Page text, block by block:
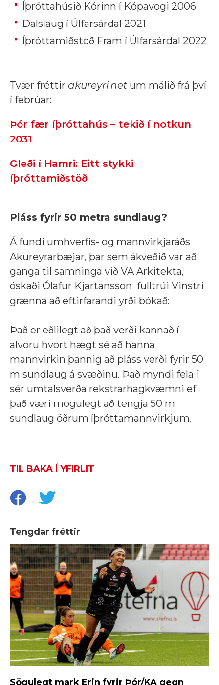
Íþróttahúsið Kórinn í Kópavogi 2006
Dalslaug í Úlfarsárdal 2021
Íþróttamiðstöð Fram í Úlfarsárdal 2022
Tvær fréttir akureyri.net um málið frá því
í febrúar:
Þór fær íþróttahús – tekið í notkun
2031
Gleði í Hamri: Eitt stykki
íþróttamiðstöð
Pláss fyrir 50 metra sundlaug?
Á fundi umhverfis- og mannvirkjaráðs
Akureyrarbæjar, þar sem ákveðið var að
ganga til samninga við VA Arkitekta,
óskaði Ólafur Kjartansson fulltrúi Vinstri
grænna að eftirfarandi yrði bókað:
Það er eðlilegt að það verði kannað í
alvöru hvort hægt sé að hanna
mannvirkin þannig að pláss verði fyrir 50
m sundlaug á svæðinu. Það myndi fela í
sér umtalsverða rekstrarhagkvæmni ef
það væri mögulegt að tengja 50 m
sundlaug öðrum íþróttamannvirkjum.
TIL BAKA Í YFIRLIT
Tengdar fréttir
Sögulegt mark Erin fyrir Þór/KA gegn